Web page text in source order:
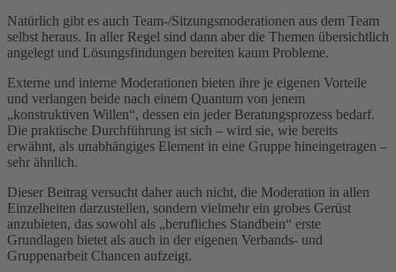
Natürlich gibt es auch Team-/Sitzungsmoderationen aus dem Team
selbst heraus. In aller Regel sind dann aber die Themen übersichtlich
angelegt und Lösungsfindungen bereiten kaum Probleme.
Externe und interne Moderationen bieten ihre je eigenen Vorteile
und verlangen beide nach einem Quantum von jenem
„konstruktiven Willen“, dessen ein jeder Beratungsprozess bedarf.
Die praktische Durchführung ist sich – wird sie, wie bereits
erwähnt, als unabhängiges Element in eine Gruppe hineingetragen –
sehr ähnlich.
Dieser Beitrag versucht daher auch nicht, die Moderation in allen
Einzelheiten darzustellen, sondern vielmehr ein grobes Gerüst
anzubieten, das sowohl als „berufliches Standbein“ erste
Grundlagen bietet als auch in der eigenen Verbands- und
Gruppenarbeit Chancen aufzeigt.